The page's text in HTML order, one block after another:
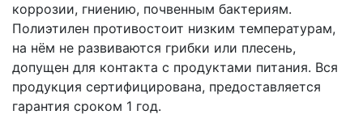
коррозии, гниению, почвенным бактериям.
Полиэтилен противостоит низким температурам,
на нём не развиваются грибки или плесень,
допущен для контакта с продуктами питания. Вся
продукция сертифицирована, предоставляется
гарантия сроком 1 год.